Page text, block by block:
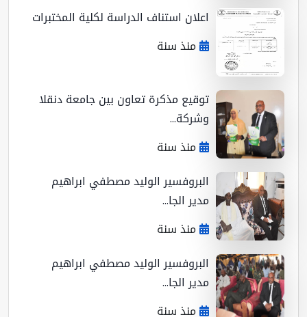
اعلان استناف الدراسة لكلية المختبرات
منذ سنة
توقيع مذكرة تعاون بين جامعة دنقلا
وشركة...
منذ سنة
البروفسير الوليد مصطفي ابراهيم
مدير الجا...
منذ سنة
البروفسير الوليد مصطفي ابراهيم
مدير الجا...
منذ سنة